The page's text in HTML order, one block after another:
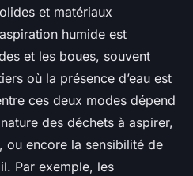
et matériaux
humide est
et les boues, souvent
où la présence d’eau est
ces deux modes dépend
des déchets à aspirer,
ou encore la sensibilité de
Par exemple, les